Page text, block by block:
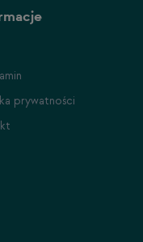
prywatności